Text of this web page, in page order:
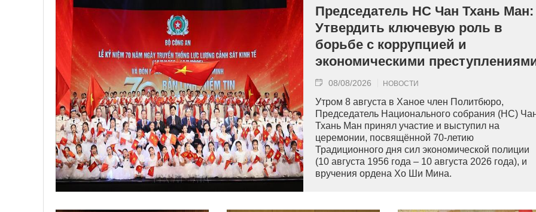
Председатель НС Чан Тхань Ман:
Утвердить ключевую роль в
борьбе с коррупцией и
экономическими
08/08/2026 НОВОСТИ
Утром 8 августа в Ханое член Политбюро,
Председатель Национального собрания (НС)
Тхань Ман принял участие и выступил на
церемонии, посвящённой 70-летию
Традиционного дня сил экономической полиции
(10 августа 1956 года – 10 августа 2026 года), и
вручения ордена Хо Ши Мина.